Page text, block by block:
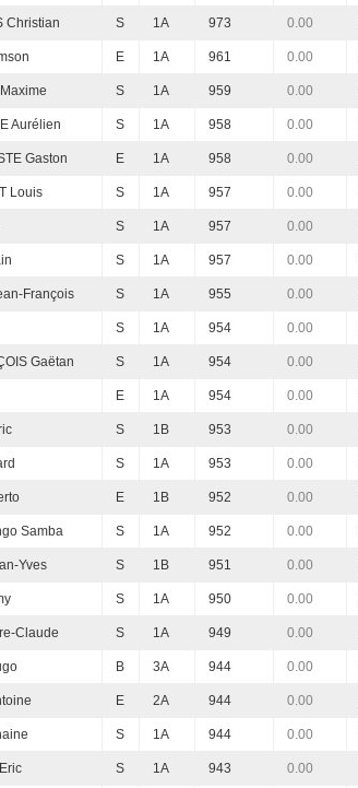
Christian S 1A 973 0.00
E 1A 961 0.00
S 1A 959 0.00
Aurélien S 1A 958 0.00
Gaston E 1A 958 0.00
Louis S 1A 957 0.00
S 1A 957 0.00
S 1A 957 0.00
François S 1A 955 0.00
S 1A 954 0.00
Gaëtan S 1A 954 0.00
E 1A 954 0.00
S 1B 953 0.00
S 1A 953 0.00
E 1B 952 0.00
Samba S 1A 952 0.00
Yves S 1B 951 0.00
S 1A 950 0.00
Claude S 1A 949 0.00
B 3A 944 0.00
E 2A 944 0.00
S 1A 944 0.00
S 1A 943 0.00